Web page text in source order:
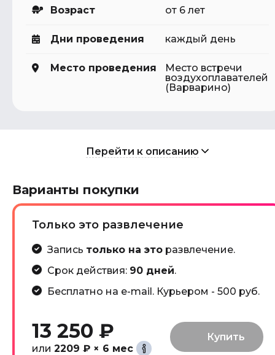
Возраст от 6 лет
Дни проведения каждый день
Место проведения
Место встречи
воздухоплавателей
(Варварино)
Перейти к описанию
Варианты покупки
Только это развлечение
Запись только на эторазвлечение.
Срок действия: 90 дней.
Бесплатно на e-mail. Курьером - 500 руб.
13 250 ₽
или 2209 ₽ × 6 мес